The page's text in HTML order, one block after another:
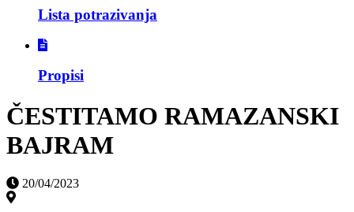
Lista potrazivanja
Propisi
ČESTITAMO RAMAZANSKI
BAJRAM
20/04/2023